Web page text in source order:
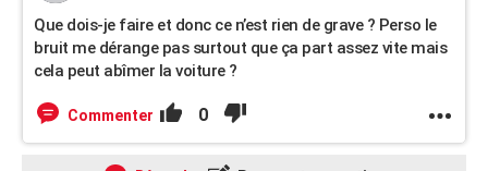
Que dois-je faire et donc ce n’est rien de grave ? Perso le
bruit me dérange pas surtout que ça part assez vite mais
cela peut abîmer la voiture ?
Commenter 0